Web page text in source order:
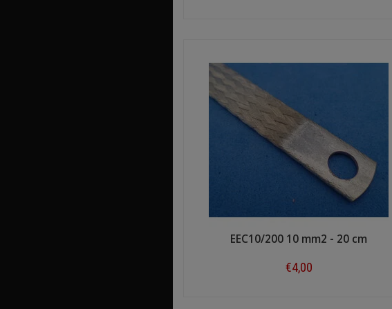
EEC10/200 10 mm2 - 20 cm
€4,00